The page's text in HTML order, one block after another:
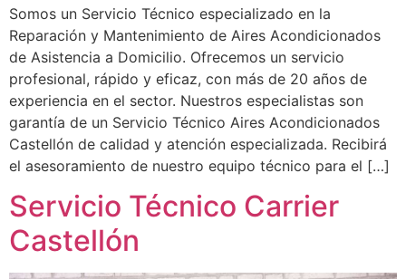
Somos un Servicio Técnico especializado en la
Reparación y Mantenimiento de Aires Acondicionados
de Asistencia a Domicilio. Ofrecemos un servicio
profesional, rápido y eficaz, con más de 20 años de
experiencia en el sector. Nuestros especialistas son
garantía de un Servicio Técnico Aires Acondicionados
Castellón de calidad y atención especializada. Recibirá
el asesoramiento de nuestro equipo técnico para el […]
Servicio Técnico Carrier
Castellón